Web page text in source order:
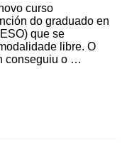
curso
do graduado en
que se
libre. O
conseguiu o …